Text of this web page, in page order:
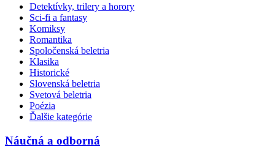
Detektívky, trilery a horory
Sci-fi a fantasy
Komiksy
Romantika
Spoločenská beletria
Klasika
Historické
Slovenská beletria
Svetová beletria
Poézia
Ďalšie kategórie
Náučná a odborná